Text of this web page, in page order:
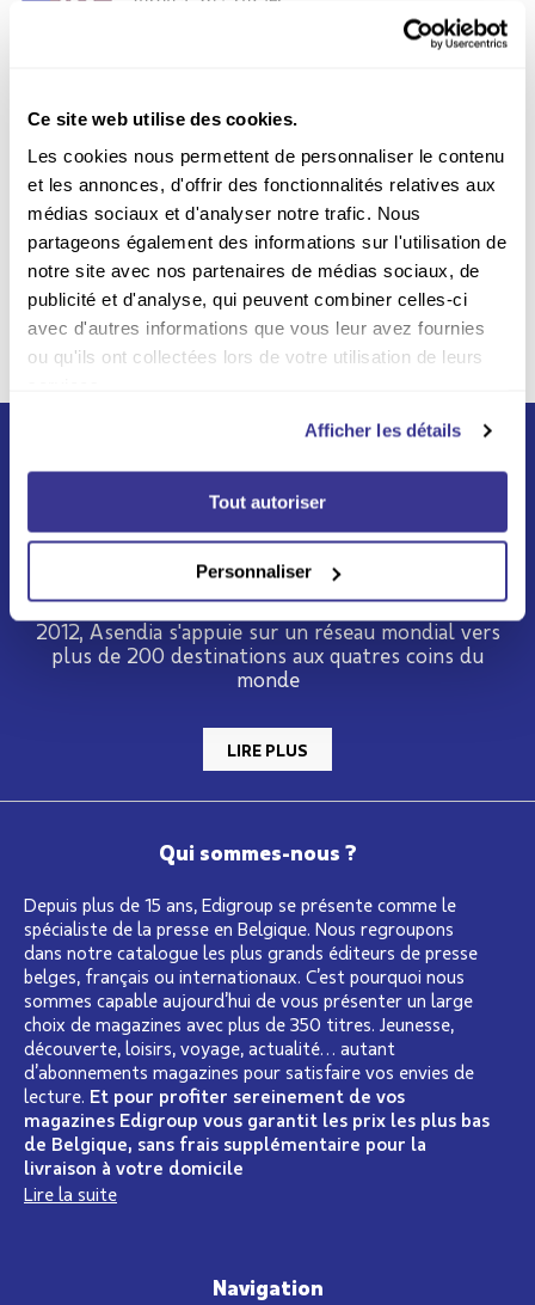
Ce site web utilise des cookies.
Les cookies nous permettent de personnaliser le contenu
et les annonces, d'offrir des fonctionnalités relatives aux
médias sociaux et d'analyser notre trafic. Nous
partageons également des informations sur l'utilisation de
notre site avec nos partenaires de médias sociaux, de
publicité et d'analyse, qui peuvent combiner celles-ci
avec d'autres informations que vous leur avez fournies
ou qu'ils ont collectées lors de votre utilisation de leurs
Afficher les détails
Tout autoriser
Personnaliser
Payer en ligne en toute
Livraison incluse
Par la poste sur tout le
territoire belge
Né du partenariat entre La Poste et Swiss Post en
2012, Asendia s'appuie sur un réseau mondial vers
plus de 200 destinations aux quatres coins du
monde
LIRE PLUS
Qui sommes-nous ?
Depuis plus de 15 ans, Edigroup se présente comme le
spécialiste de la presse en Belgique. Nous regroupons
dans notre catalogue les plus grands éditeurs de presse
belges, français ou internationaux. C’est pourquoi nous
sommes capable aujourd’hui de vous présenter un large
choix de magazines avec plus de 350 titres. Jeunesse,
découverte, loisirs, voyage, actualité… autant
d’abonnements magazines pour satisfaire vos envies de
lecture. Et pour profiter sereinement de vos
magazines Edigroup vous garantit les prix les plus bas
de Belgique, sans frais supplémentaire pour la
livraison à votre domicile
Lire la suite
Navigation